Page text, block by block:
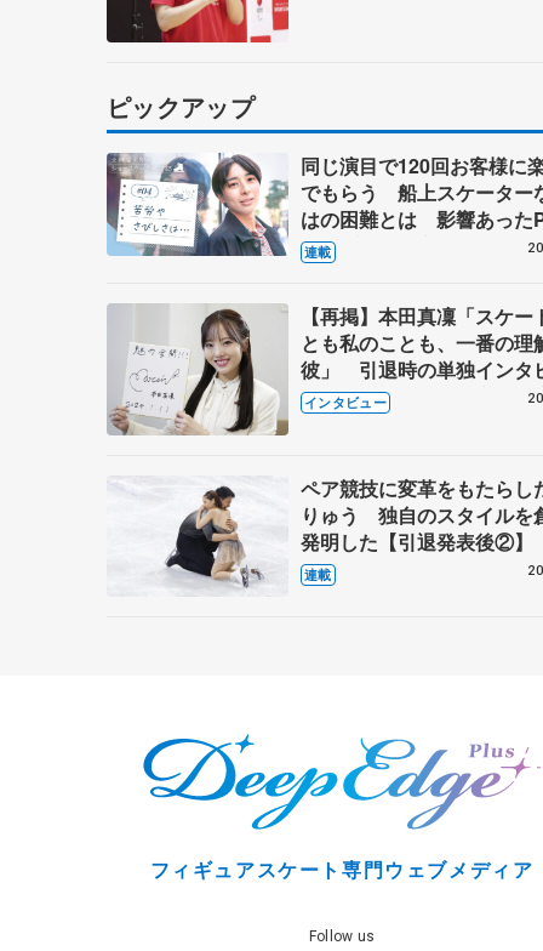
ピックアップ
同じ演目で120回お客様に
でもらう 船上スケーター
はの困難とは 影響あった
キャプテン松永さんの存在
連載
【再掲】本田真凜「スケー
とも私のことも、一番の理
彼」 引退時の単独インタ
で語った競技人生や家族、
これからの夢…
インタビュー
ペア競技に変革をもたらし
りゅう 独自のスタイルを
発明した【引退発表後②】
連載
フィギュアスケート専門ウェブメディア
Follow us